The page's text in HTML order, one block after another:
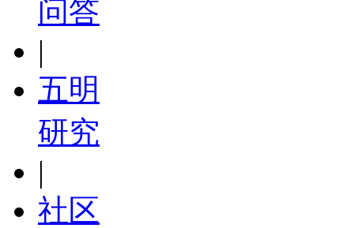
问答
|
五明
研究
|
社区